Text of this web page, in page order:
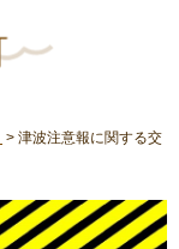
> 津波注意報に関する交